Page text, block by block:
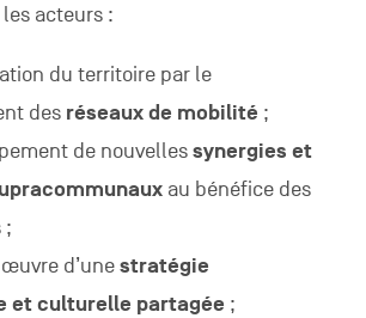
acteurs :
du territoire par le
des réseaux de mobilité ;
de nouvellessynergies et
au bénéfice des
;
d’unestratégie
et culturelle partagée ;